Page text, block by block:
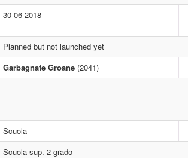
30-06-2018
Planned but not launched yet
Garbagnate Groane (2041)
Scuola
Scuola sup. 2 grado